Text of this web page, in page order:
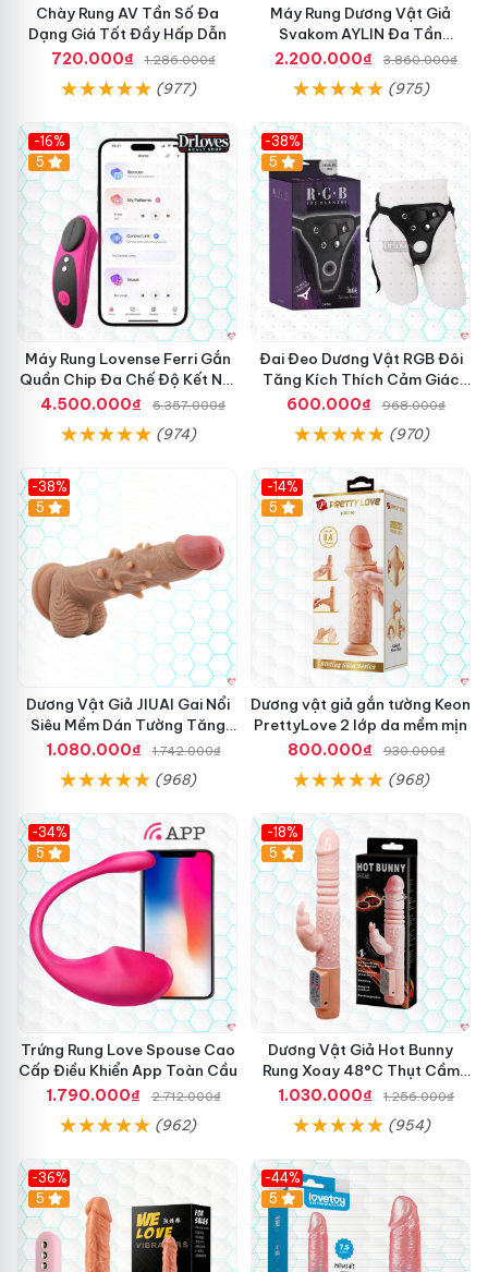
Chày Rung AV Tần Số Đa
Dạng Giá Tốt Đầy Hấp Dẫn
720.000₫
1.286.000₫
(977)
Máy Rung Dương Vật Giả
Svakom AYLIN Đa Tần
Massage Sướng
2.200.000₫ 3.860.000₫
(975)
-16%
Hot
5
Máy Rung Lovense Ferri Gắn
Quần Chip Đa Chế Độ Kết Nối
App
4.500.000₫ 5.357.000₫
(974)
-38%
Hot
5
Đai Đeo Dương Vật RGB Đôi
Tăng Kích Thích Cảm Giác
Mạnh Mẽ
600.000₫ 968.000₫
(970)
-38%
5
Dương Vật Giả JIUAI Gai Nổi
Siêu Mềm Dán Tường Tăng
Khoái Cảm
1.080.000₫ 1.742.000₫
(968)
-14%
5
Dương vật giả gắn tường Keon
PrettyLove 2 lớp da mềm mịn
800.000₫
930.000₫
(968)
-34%
5
Trứng Rung Love Spouse Cao
Cấp Điều Khiển App Toàn Cầu
1.790.000₫
2.712.000₫
(962)
-18%
Hot
5
Dương Vật Giả Hot Bunny
Rung Xoay 48°C Thụt Cầm
Tay
1.030.000₫ 1.256.000₫
(954)
-36%
5
-44%
Hot
5